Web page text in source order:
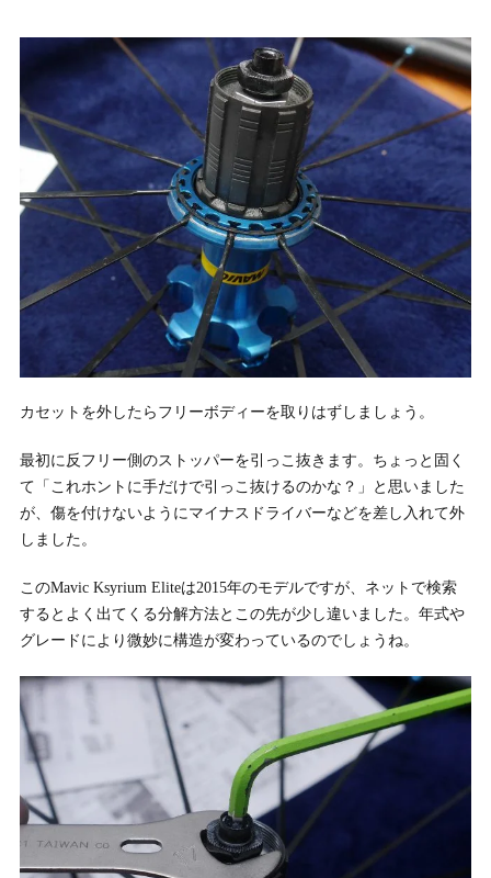
カセットを外したらフリーボディーを取りはずしましょう。
最初に反フリー側のストッパーを引っこ抜きます。ちょっと固く
て「これホントに手だけで引っこ抜けるのかな？」と思いました
が、傷を付けないようにマイナスドライバーなどを差し入れて外
しました。
このMavic Ksyrium Eliteは2015年のモデルですが、ネットで検索
するとよく出てくる分解方法とこの先が少し違いました。年式や
グレードにより微妙に構造が変わっているのでしょうね。